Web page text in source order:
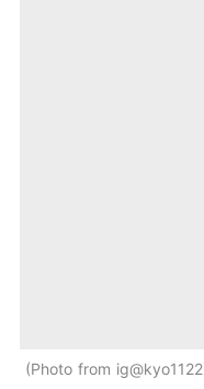
Photo from ig@kyo1122